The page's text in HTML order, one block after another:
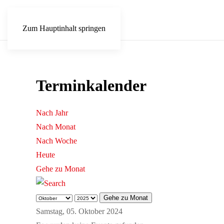
Zum Hauptinhalt springen
Terminkalender
Nach Jahr
Nach Monat
Nach Woche
Heute
Gehe zu Monat
Gehe zu Monat
Samstag, 05. Oktober 2024